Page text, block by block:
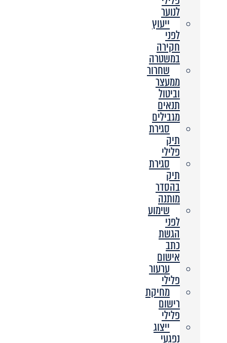
לנוער
ייעוץ
לפני
חקירה
במשטרה
שחרור
ממעצר
וביטול
תנאים
מגבילים
סגירת
תיק
פלילי
סגירת
תיק
בהסדר
מותנה
שימוע
לפני
הגשת
כתב
אישום
ערעור
פלילי
מחיקת
רישום
פלילי
ייצוג
נפגעי